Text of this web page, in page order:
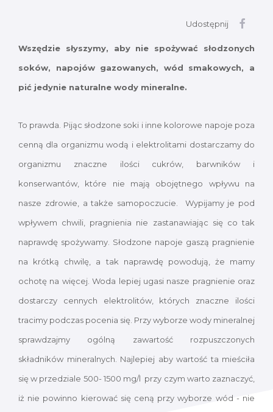
Udostępnij
Wszędzie słyszymy, aby nie spożywać słodzonych
soków, napojów gazowanych, wód smakowych, a
pić jedynie naturalne wody mineralne.
To prawda. Pijąc słodzone soki i inne kolorowe napoje poza
cenną dla organizmu wodą i elektrolitami dostarczamy do
organizmu znaczne ilości cukrów, barwników i
konserwantów, które nie mają obojętnego wpływu na
nasze zdrowie, a także samopoczucie. Wypijamy je pod
wpływem chwili, pragnienia nie zastanawiając się co tak
naprawdę spożywamy. Słodzone napoje gaszą pragnienie
na krótką chwilę, a tak naprawdę powodują, że mamy
ochotę na więcej. Woda lepiej ugasi nasze pragnienie oraz
dostarczy cennych elektrolitów, których znaczne ilości
tracimy podczas pocenia się. Przy wyborze wody mineralnej
sprawdzajmy ogólną zawartość rozpuszczonych
składników mineralnych. Najlepiej aby wartość ta mieściła
się w przedziale 500- 1500 mg/l przy czym warto zaznaczyć,
iż nie powinno kierować się ceną przy wyborze wód - nie